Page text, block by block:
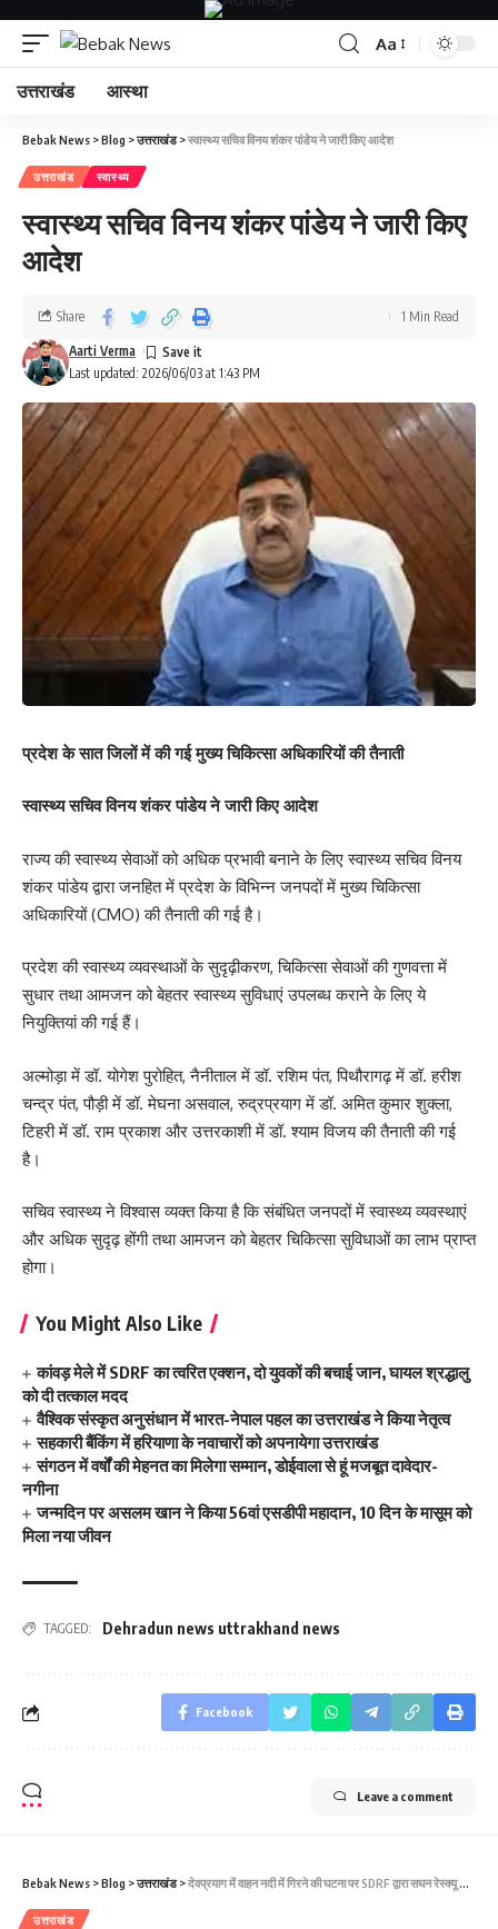
Aa
उत्तराखंड आस्था
Bebak News >Blog >उत्तराखंड>स्वास्थ्य सचिव विनय शंकर पांडेय ने जारी किए आदेश
उत्तराखंड स्वास्थ्य
स्वास्थ्य सचिव विनय शंकर पांडेय ने जारी किए
आदेश
Last updated: 2026/06/03 at 1:43 PM
Aarti Verma
Share 1 Min Read
प्रदेश के सात जिलों में की गई मुख्य चिकित्सा अधिकारियों की तैनाती
स्वास्थ्य सचिव विनय शंकर पांडेय ने जारी किए आदेश
राज्य की स्वास्थ्य सेवाओं को अधिक प्रभावी बनाने के लिए स्वास्थ्य सचिव विनय
शंकर पांडेय द्वारा जनहित में प्रदेश के विभिन्न जनपदों में मुख्य चिकित्सा
अधिकारियों (CMO) की तैनाती की गई है।
प्रदेश की स्वास्थ्य व्यवस्थाओं के सुदृढ़ीकरण, चिकित्सा सेवाओं की गुणवत्ता में
सुधार तथा आमजन को बेहतर स्वास्थ्य सुविधाएं उपलब्ध कराने के लिए ये
नियुक्तियां की गई हैं।
अल्मोड़ा में डॉ. योगेश पुरोहित, नैनीताल में डॉ. रशिम पंत, पिथौरागढ़ में डॉ. हरीश
चन्द्र पंत, पौड़ी में डॉ. मेघना असवाल, रुद्रप्रयाग में डॉ. अमित कुमार शुक्ला,
टिहरी में डॉ. राम प्रकाश और उत्तरकाशी में डॉ. श्याम विजय की तैनाती की गई
है।
सचिव स्वास्थ्य ने विश्वास व्यक्त किया है कि संबंधित जनपदों में स्वास्थ्य व्यवस्थाएं
और अधिक सुदृढ़ होंगी तथा आमजन को बेहतर चिकित्सा सुविधाओं का लाभ प्राप्त
होगा।
You Might Also Like
कांवड़ मेले में SDRF का त्वरित एक्शन, दो युवकों की बचाई जान, घायल श्रद्धालु
को दी तत्काल मदद
वैश्विक संस्कृत अनुसंधान में भारत-नेपाल पहल का उत्तराखंड ने किया नेतृत्व
सहकारी बैंकिंग में हरियाणा के नवाचारों को अपनायेगा उत्तराखंड
संगठन में वर्षों की मेहनत का मिलेगा सम्मान, डोईवाला से हूं मजबूत दावेदार-
नगीना
जन्मदिन पर असलम खान ने किया 56वां एसडीपी महादान, 10 दिन के मासूम को
मिला नया जीवन
TAGGED: Dehradun news uttrakhand news
Facebook
Leave a comment
Bebak News >Blog >उत्तराखंड>देवप्रयाग में वाहन नदी में गिरने की घटना पर SDRF द्वारा सघन रेस्क्यू अभियान जारी…
उत्तराखंड